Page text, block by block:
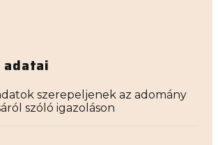
adatai
szerepeljenek az adomány
szóló igazoláson